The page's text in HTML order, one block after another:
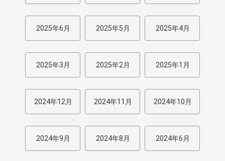
2025年6月 2025年5月 2025年4月
2025年3月 2025年2月 2025年1月
2024年12月 2024年11月 2024年10月
2024年9月 2024年8月 2024年6月